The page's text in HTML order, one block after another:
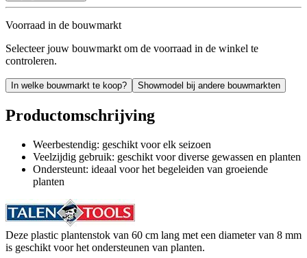
Voorraad in de bouwmarkt
Selecteer jouw bouwmarkt om de voorraad in de winkel te
controleren.
In welke bouwmarkt te koop? Showmodel bij andere bouwmarkten
Productomschrijving
Weerbestendig: geschikt voor elk seizoen
Veelzijdig gebruik: geschikt voor diverse gewassen en planten
Ondersteunt: ideaal voor het begeleiden van groeiende
planten
Deze plastic plantenstok van 60 cm lang met een diameter van 8 mm
is geschikt voor het ondersteunen van planten.